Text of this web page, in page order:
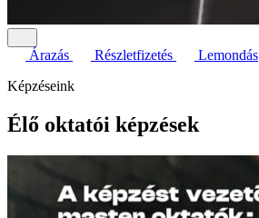
Árazás Részletfizetés
Lemondás
Képzéseink
Élő oktatói képzések